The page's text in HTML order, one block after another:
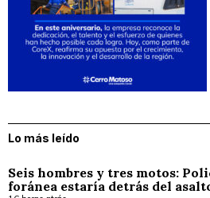
Lo más leído
Seis hombres y tres motos:
foránea estaría detrás del